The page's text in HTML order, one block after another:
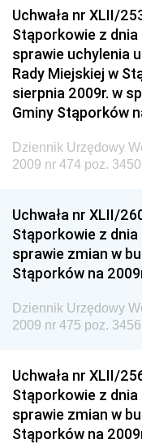
Drogowego
Dziennik
Dziennik
Dziennik
Społecznej
Dziennik
i Gospodarki
Dziennik
Dziennik
Antykorupcyjnego
Wewnętrznego
Dziennik
Dziennik
Krajowych i
Dziennik
Uchwała nr XLII/
Stąporkowie z
sprawie uchylenia
Rady Miejskiej w
sierpnia 2009r. w
Gminy Stąporków
Dziennik Urzędowy
2009 nr 474 poz. 3450
Uchwała nr XLII/
Stąporkowie z
sprawie zmian w
Stąporków na
Dziennik Urzędowy
2009 nr 475 poz. 3456
Uchwała nr XLII/
Stąporkowie z
sprawie zmian w
Stąporków na